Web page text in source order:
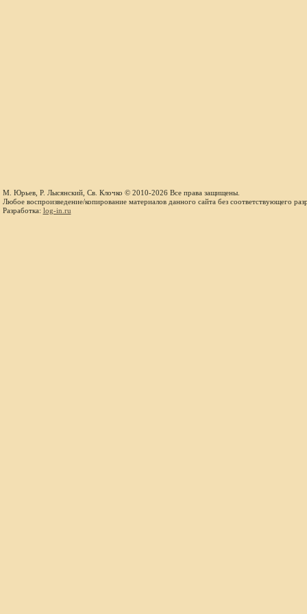
М. Юрьев, Р. Лысянский, Св. Клочко © 2010-2026 Все права защищены.
Любое воспроизведение/копирование материалов данного сайта без соответствующего
Разработка: log-in.ru